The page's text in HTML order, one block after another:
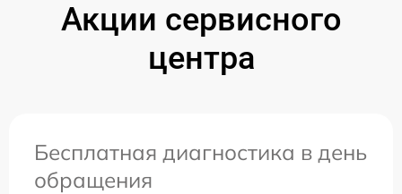
Акции сервисного
центра
Бесплатная диагностика в день
обращения